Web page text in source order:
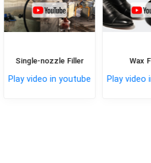
Single-nozzle Filler
Play video in youtube
Wax
Play video in